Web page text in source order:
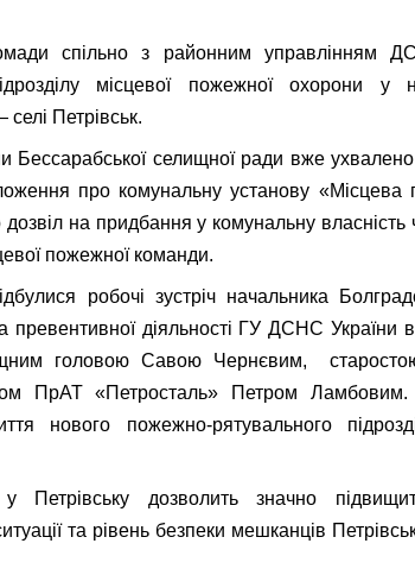
спільно з районним управлінням
місцевої пожежної охорони у
Петрівськ.
Бессарабської селищної ради вже
про комунальну установу «Місцева
на придбання у комунальну власність
пожежної команди.
робочі зустріч начальника
превентивної діяльності ГУ ДСНС України
головою Савою Чернєвим,
ПрАТ «Петросталь» Петром Ламбовим.
нового пожежно-рятувального
Петрівську дозволить значно
та рівень безпеки мешканців